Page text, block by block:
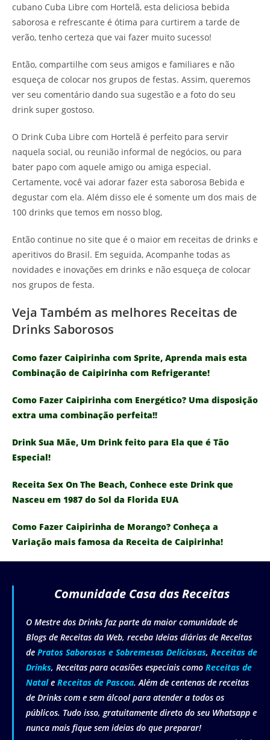
cubano Cuba Libre com Hortelã, esta deliciosa bebida
saborosa e refrescante é ótima para curtirem a tarde de
verão, tenho certeza que vai fazer muito sucesso!
Então, compartilhe com seus amigos e familiares e não
esqueça de colocar nos grupos de festas. Assim, queremos
ver seu comentário dando sua sugestão e a foto do seu
drink super gostoso.
O Drink Cuba Libre com Hortelã é perfeito para servir
naquela social, ou reunião informal de negócios, ou para
bater papo com aquele amigo ou amiga especial.
Certamente, você vai adorar fazer esta saborosa Bebida e
degustar com ela. Além disso ele é somente um dos mais de
100 drinks que temos em nosso blog,
Então continue no site que é o maior em receitas de drinks e
aperitivos do Brasil. Em seguida, Acompanhe todas as
novidades e inovações em drinks e não esqueça de colocar
nos grupos de festa.
Veja Também as melhores Receitas de
Drinks Saborosos
Como fazer Caipirinha com Sprite, Aprenda mais esta
Combinação de Caipirinha com Refrigerante!
Como Fazer Caipirinha com Energético? Uma disposição
extra uma combinação perfeita!!
Drink Sua Mãe, Um Drink feito para Ela que é Tão
Especial!
Receita Sex On The Beach, Conhece este Drink que
Nasceu em 1987 do Sol da Florida EUA
Como Fazer Caipirinha de Morango? Conheça a
Variação mais famosa da Receita de Caipirinha!
Comunidade Casa das Receitas
O Mestre dos Drinks faz parte da maior comunidade de
Blogs de Receitas da Web, receba Ideias diárias de Receitas
de Pratos Saborosos e Sobremesas Deliciosas, Receitas de
Drinks, Receitas para ocasiões especiais como Receitas de
Natale Receitas de Pascoa. Além de centenas de receitas
de Drinks com e sem álcool para atender a todos os
públicos. Tudo isso, gratuitamente direto do seu Whatsapp e
nunca mais fique sem ideias do que preparar!